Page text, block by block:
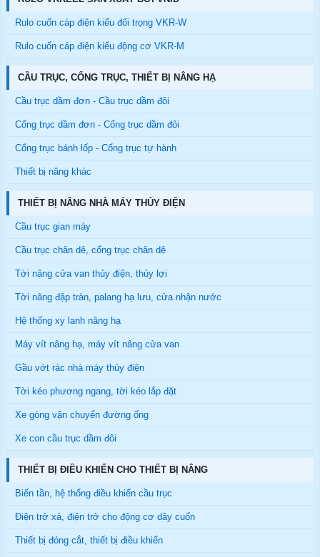
Rulo cuốn cáp điện kiểu đối trọng VKR-W
Rulo cuốn cáp điện kiểu động cơ VKR-M
CẦU TRỤC, CỔNG TRỤC, THIẾT BỊ NÂNG HẠ
Cầu trục dầm đơn - Cầu trục dầm đôi
Cổng trục dầm đơn - Cổng trục dầm đôi
Cổng trục bánh lốp - Cổng trục tự hành
Thiết bị nâng khác
THIẾT BỊ NÂNG NHÀ MÁY THỦY ĐIỆN
Cầu trục gian máy
Cầu trục chân dê, cổng trục chân dê
Tời nâng cửa van thủy điện, thủy lợi
Tời nâng đập tràn, palang hạ lưu, cửa nhận nước
Hệ thống xy lanh nâng hạ
Máy vít nâng hạ, máy vít nâng cửa van
Gầu vớt rác nhà máy thủy điện
Tời kéo phương ngang, tời kéo lắp đặt
Xe gòng vận chuyển đường ống
Xe con cầu trục dầm đôi
THIẾT BỊ ĐIỀU KHIỂN CHO THIẾT BỊ NÂNG
Biến tần, hệ thống điều khiển cầu trục
Điện trở xả, điện trở cho động cơ dây cuốn
Thiết bị đóng cắt, thiết bị điều khiển